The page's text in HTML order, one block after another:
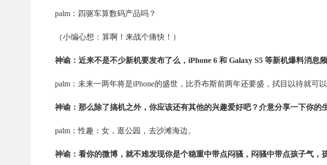
palm：四驱车算数码产品吗？
（小编心想：算啊！来战个痛快！）
神谕：近来不是不少新机要发布了么， iPhone 6 和 Galaxy S5 等新机爆料消息
palm：未来一两年将是iPhone的盛世，比乔布斯前两年还要盛，拭目以待就可以
神谕：那么除了搞机之外，你应该还有其他的兴趣爱好吧？介意分享一下你的
palm：性趣：女，逛公园，去沙滩海边。
神谕：看你的微博，就不难发现你是个稳重中带点闷骚，闷骚中带点孩子气，